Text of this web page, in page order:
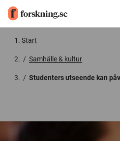
Start
/ Samhälle & kultur
/ Studenters utseende kan